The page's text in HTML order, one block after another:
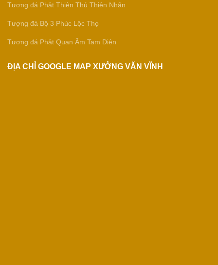
Tượng đá Phật Thiên Thủ Thiên Nhãn
Tượng đá Bộ 3 Phúc Lộc Thọ
Tượng đá Phật Quan Âm Tam Diện
ĐỊA CHỈ GOOGLE MAP XƯỞNG VĂN VĨNH